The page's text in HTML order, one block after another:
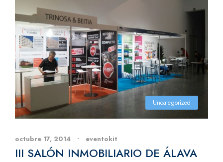
Uncategorized
octubre 17, 2014 • eventokit
III SALÓN INMOBILIARIO DE ÁLAVA